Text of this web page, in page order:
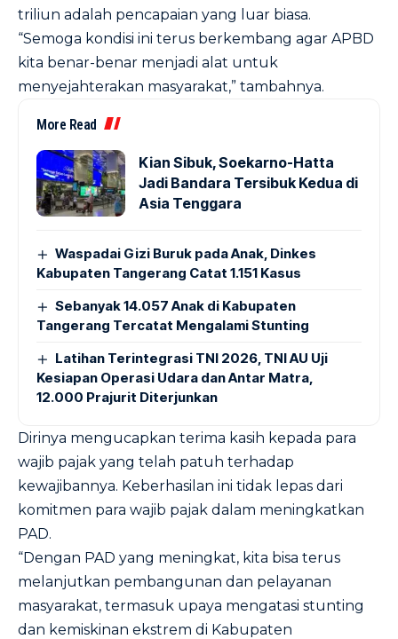
triliun adalah pencapaian yang luar biasa.
“Semoga kondisi ini terus berkembang agar APBD
kita benar-benar menjadi alat untuk
menyejahterakan masyarakat,” tambahnya.
More Read
Kian Sibuk, Soekarno-Hatta
Jadi Bandara Tersibuk Kedua di
Asia Tenggara
Waspadai Gizi Buruk pada Anak, Dinkes
Kabupaten Tangerang Catat 1.151 Kasus
Sebanyak 14.057 Anak di Kabupaten
Tangerang Tercatat Mengalami Stunting
Latihan Terintegrasi TNI 2026, TNI AU Uji
Kesiapan Operasi Udara dan Antar Matra,
12.000 Prajurit Diterjunkan
Dirinya mengucapkan terima kasih kepada para
wajib pajak yang telah patuh terhadap
kewajibannya. Keberhasilan ini tidak lepas dari
komitmen para wajib pajak dalam meningkatkan
PAD.
“Dengan PAD yang meningkat, kita bisa terus
melanjutkan pembangunan dan pelayanan
masyarakat, termasuk upaya mengatasi stunting
dan kemiskinan ekstrem di Kabupaten